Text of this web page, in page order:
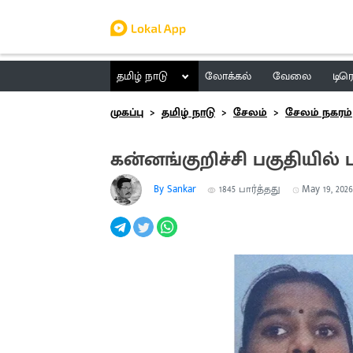
தமிழ் நாடு லோக்கல் வேலை
முகப்பு
தமிழ் நாடு சேலம் சேலம் நகரம்
கன்னங்குறிச்சி
By Sankar 1845 பார்த்தது May 19,